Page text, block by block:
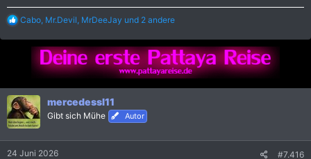
R
a
n
e
n
:
Cabo Mr.Devil MrDeeJay und 2 andere
mercedessl11
Gibt sich Mühe Autor
24 Juni 2026 #7.416